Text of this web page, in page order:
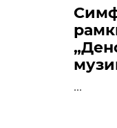
...